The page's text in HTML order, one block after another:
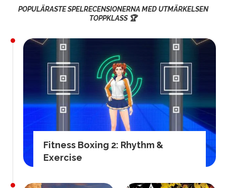
POPULÄRASTE SPELRECENSIONERNA MED UTMÄRKELSEN
TOPPKLASS 🏆
Fitness Boxing 2: Rhythm &
Exercise